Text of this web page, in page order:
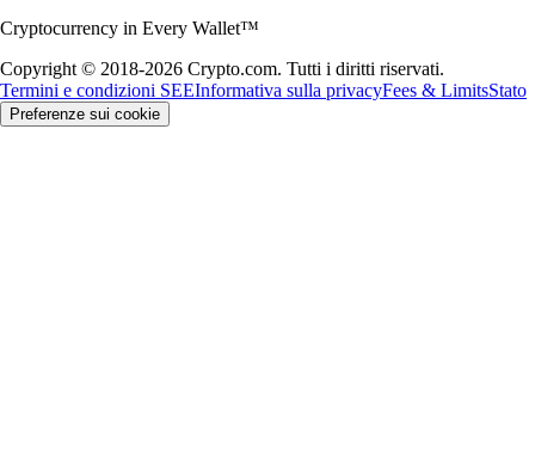
Cryptocurrency in Every Wallet™
Copyright © 2018-2026 Crypto.com. Tutti i diritti riservati.
Termini e condizioni SEEInformativa sulla privacyFees & LimitsStato
Preferenze sui cookie